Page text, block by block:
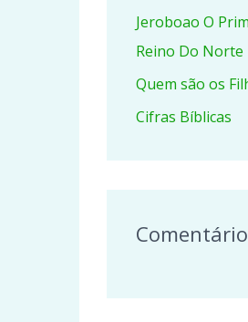
p
o
r
Jeroboao O
Reino Do Norte
Quem são os
Cifras Bíblicas